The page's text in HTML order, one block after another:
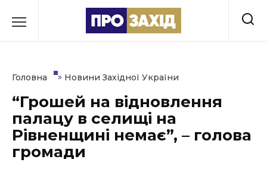
до
Культура
Освіта
Головна » Новини Західної України
“Грошей на відновлення
палацу в селищі на
Рівненщині немає”, – голова
громади